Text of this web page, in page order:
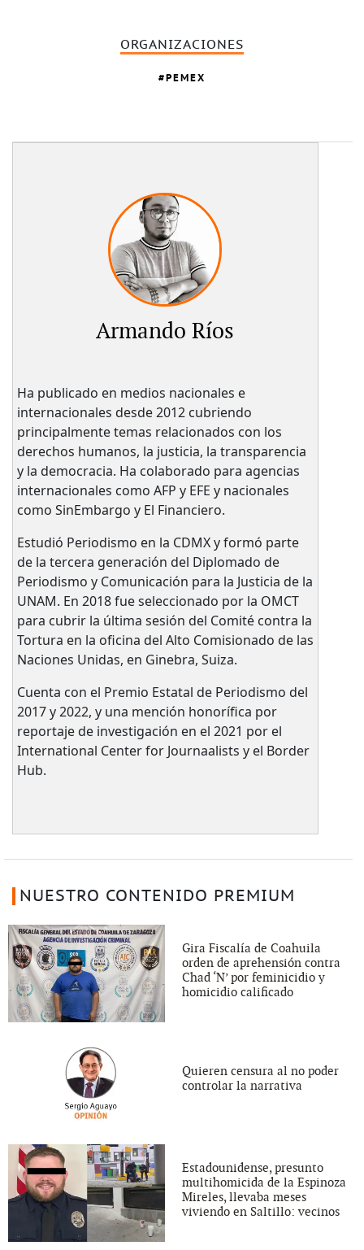
ORGANIZACIONES
PEMEX
Armando Ríos
Ha publicado en medios nacionales e
internacionales desde 2012 cubriendo
principalmente temas relacionados con los
derechos humanos, la justicia, la transparencia
y la democracia. Ha colaborado para agencias
internacionales como AFP y EFE y nacionales
como SinEmbargo y El Financiero.
Estudió Periodismo en la CDMX y formó parte
de la tercera generación del Diplomado de
Periodismo y Comunicación para la Justicia de la
UNAM. En 2018 fue seleccionado por la OMCT
para cubrir la última sesión del Comité contra la
Tortura en la oficina del Alto Comisionado de las
Naciones Unidas, en Ginebra, Suiza.
Cuenta con el Premio Estatal de Periodismo del
2017 y 2022, y una mención honorífica por
reportaje de investigación en el 2021 por el
International Center for Journaalists y el Border
Hub.
NUESTRO CONTENIDO PREMIUM
Gira Fiscalía de Coahuila
orden de aprehensión contra
Chad ‘N’ por feminicidio y
homicidio calificado
Quieren censura al no poder
controlar la narrativa
Estadounidense, presunto
multihomicida de la Espinoza
Mireles, llevaba meses
viviendo en Saltillo: vecinos